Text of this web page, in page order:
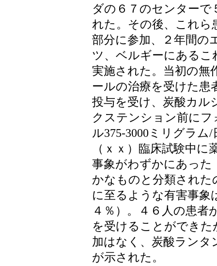
ダの６７のセンターで
れた。その後、これら
部分に参加、２年間の
ツ、ベルギーにある
実施された。当初の無
ールの治療を受けた
投与を受け、炭酸カル
クステンション前にフ
ル375-3000ミリグラム
（ｘｘ）臨床試験中
事象がわずかにあった
かなものと分類された
に至るような有害事象
４％）。４６人の患者
を受けることができた
加はなく、炭酸ランタ
が示された。